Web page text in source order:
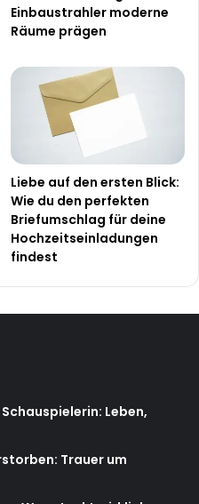
Einbaustrahler moderne
Räume prägen
Liebe auf den ersten Blick:
Wie du den perfekten
Briefumschlag für deine
Hochzeitseinladungen
findest
Leben,
Trauer um